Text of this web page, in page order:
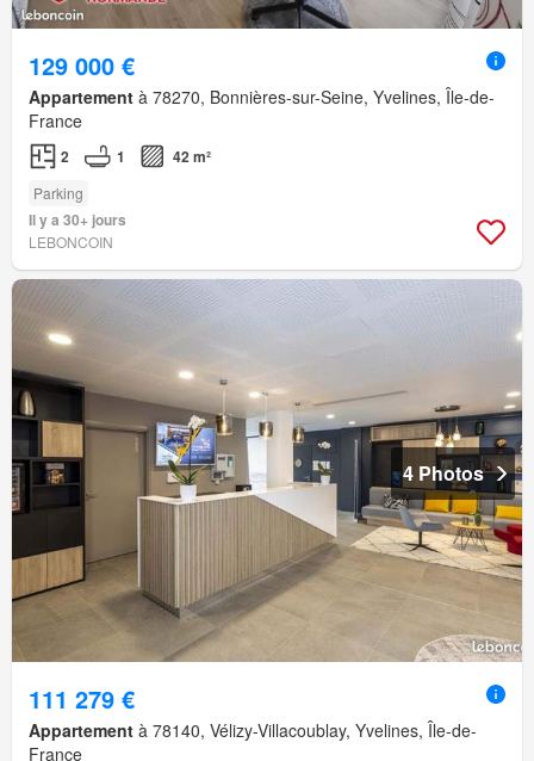
129 000 €
Appartement à 78270, Bonnières-sur-Seine, Yvelines, Île-de-
France
2 1 42 m²
Parking
Il y a 30+ jours
LEBONCOIN
4 Photos
111 279 €
Appartement à 78140, Vélizy-Villacoublay, Yvelines, Île-de-
France